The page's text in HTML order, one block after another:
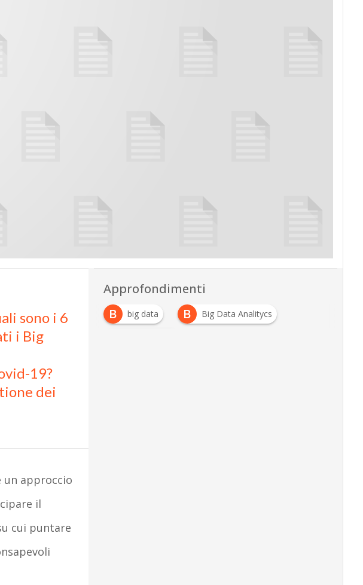
sono i 6
i Big
19?
dei
un approccio
il
cui puntare
Approfondimenti
B
big data B Big Data Analitycs